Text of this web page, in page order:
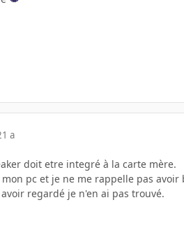
a
doit etre integré à la carte mère.
pc et je ne me rappelle pas avoir
regardé je n'en ai pas trouvé.